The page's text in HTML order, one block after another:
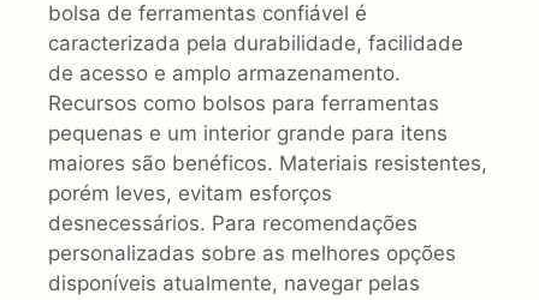
bolsa de ferramentas confiável é
caracterizada pela durabilidade, facilidade
de acesso e amplo armazenamento.
Recursos como bolsos para ferramentas
pequenas e um interior grande para itens
maiores são benéficos. Materiais resistentes,
porém leves, evitam esforços
desnecessários. Para recomendações
personalizadas sobre as melhores opções
disponíveis atualmente, navegar pelas